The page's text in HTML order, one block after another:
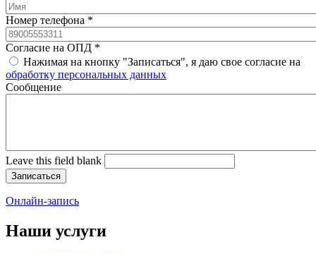
Номер телефона *
Согласие на ОПД *
Нажимая на кнопку "Записаться", я даю свое согласие на
обработку персональных данных
Cообщение
Leave this field blank
Онлайн-запись
Наши услуги